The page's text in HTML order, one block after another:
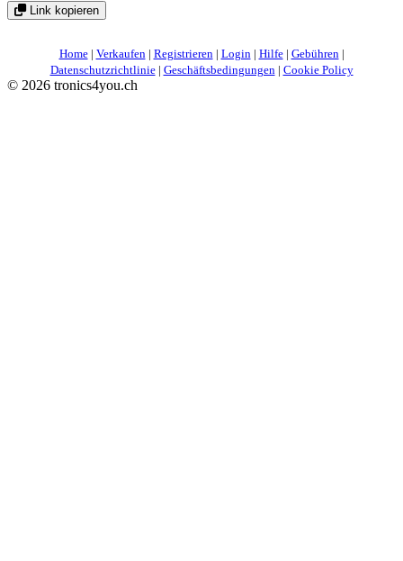
Link kopieren
Home| Verkaufen | Registrieren | Login | Hilfe| Gebühren |
Datenschutzrichtlinie| Geschäftsbedingungen | Cookie Policy
© 2026 tronics4you.ch